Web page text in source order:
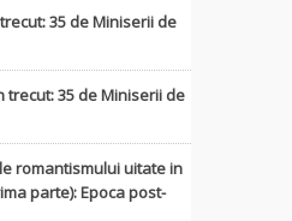
35 de Miniserii de
trecut: 35 de Miniserii de
romantismului uitate in
parte): Epoca post-